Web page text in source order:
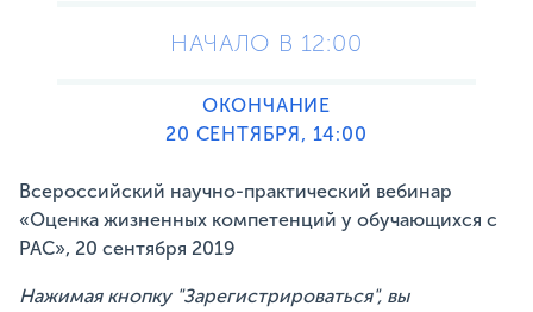
НАЧАЛО В 12:00
ОКОНЧАНИЕ
20 СЕНТЯБРЯ, 14:00
Всероссийский научно-практический вебинар
«Оценка жизненных компетенций у обучающихся с
РАС», 20 сентября 2019
Нажимая кнопку "Зарегистрироваться", вы